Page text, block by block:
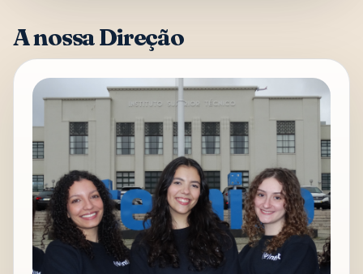
A nossa Direção